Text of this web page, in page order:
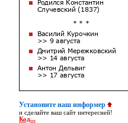
Установите наш информер
и сделайте ваш сайт интересней!
Код...